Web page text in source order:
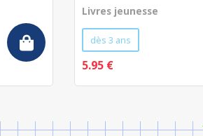
Livres jeunesse
dès 3 ans
5.95 €